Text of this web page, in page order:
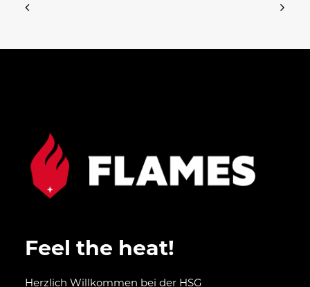
Feel the heat!
Herzlich Willkommen bei der HSG